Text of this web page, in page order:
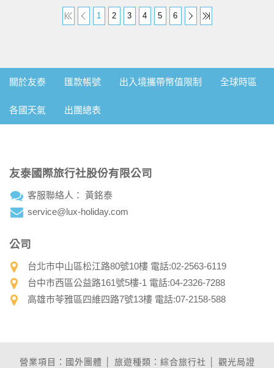
1 2 3 4 5 6
關於友泰 匯款帳號 出入境攜帶幣值限制 全球時區
各國天氣 出團總表
友泰國際旅行社股份有限公司
客服聯絡人： 黃銘泰
service@lux-holiday.com
公司
台北市中山區松江路80號10樓 電話:02-2563-6119
台中市西區公益路161號5樓-1 電話:04-2326-7288
高雄市苓雅區四維四路7號13樓 電話:07-2158-588
營業項目：國外團體 │ 旅遊種類：綜合旅行社 │ 觀光局證